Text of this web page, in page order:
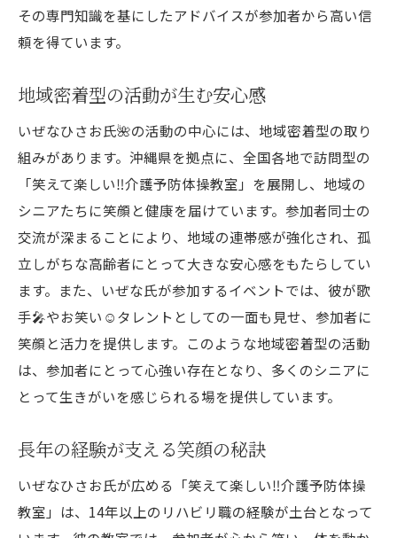
その専門知識を基にしたアドバイスが参加者から高い信
頼を得ています。
地域密着型の活動が生む安心感
いぜなひさお氏🌺の活動の中心には、地域密着型の取り
組みがあります。沖縄県を拠点に、全国各地で訪問型の
「笑えて楽しい‼️介護予防体操教室」を展開し、地域の
シニアたちに笑顔と健康を届けています。参加者同士の
交流が深まることにより、地域の連帯感が強化され、孤
立しがちな高齢者にとって大きな安心感をもたらしてい
ます。また、いぜな氏が参加するイベントでは、彼が歌
手🎤やお笑い☺タレントとしての一面も見せ、参加者に
笑顔と活力を提供します。このような地域密着型の活動
は、参加者にとって心強い存在となり、多くのシニアに
とって生きがいを感じられる場を提供しています。
長年の経験が支える笑顔の秘訣
いぜなひさお氏が広める「笑えて楽しい‼️介護予防体操
教室」は、14年以上のリハビリ職の経験が土台となって